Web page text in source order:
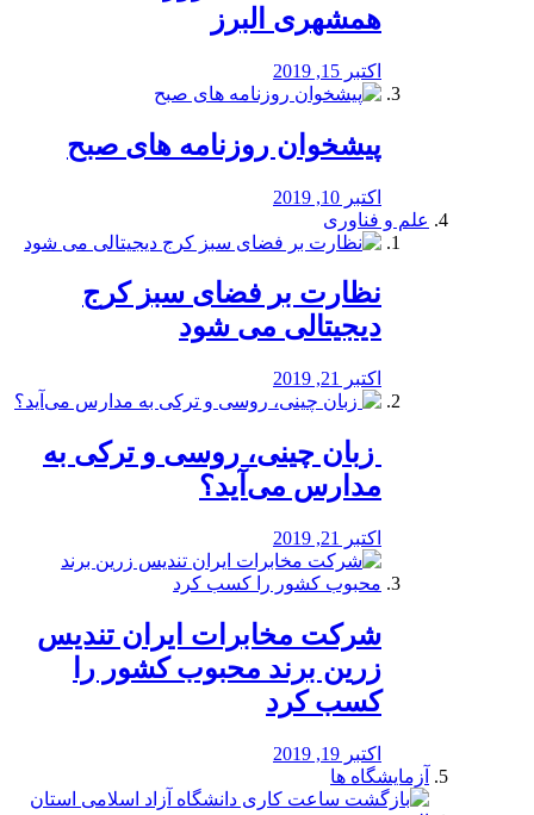
همشهری البرز
اکتبر 15, 2019
پیشخوان روزنامه های صبح
اکتبر 10, 2019
علم و فناوری
نظارت بر فضای سبز کرج
دیجیتالی می شود
اکتبر 21, 2019
️ زبان چینی، روسی و ترکی به
مدارس می‌آید؟
اکتبر 21, 2019
شرکت مخابرات ایران تندیس
زرین برند محبوب کشور را
کسب کرد
اکتبر 19, 2019
آزمایشگاه ها